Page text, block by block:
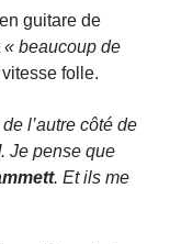
guitare de
« beaucoup de
folle.
l’autre côté de
. Je pense que
. Et ils me